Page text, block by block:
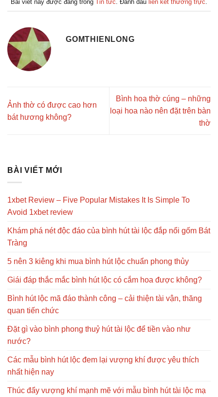
Bài viết này được đăng trong Tin tức. Đánh dấu liên kết thường trực.
GOMTHIENLONG
Ảnh thờ có được cao hơn
bát hương không?
Bình hoa thờ cúng – những
loại hoa nào nên đặt trên bàn
thờ
BÀI VIẾT MỚI
1xbet Review – Five Popular Mistakes It Is Simple To
Avoid 1xbet review
Khám phá nét độc đáo của bình hút tài lộc đắp nổi gốm Bát
Tràng
5 nên 3 kiêng khi mua bình hút lộc chuẩn phong thủy
Giái đáp thắc mắc bình hút lộc có cắm hoa được không?
Bình hút lộc mã đáo thành công – cải thiện tài vận, thăng
quan tiến chức
Đặt gì vào bình phong thuỷ hút tài lộc để tiền vào như
nước?
Các mẫu bình hút lộc đem lại vượng khí được yêu thích
nhất hiện nay
Thúc đẩy vượng khí mạnh mẽ với mẫu bình hút tài lộc mạ